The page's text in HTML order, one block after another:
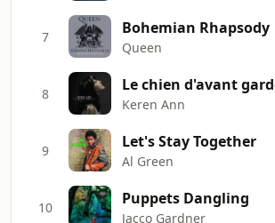
7 Bohemian Rhapsody
Queen
8 Le chien d'avant
Keren Ann
9 Let's Stay Together
Al Green
10 Puppets Dangling
Jacco Gardner